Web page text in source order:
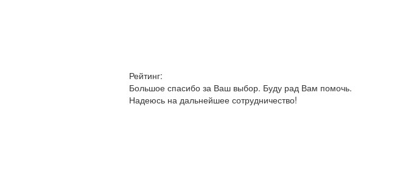
Рейтинг:
Большое спасибо за Ваш выбор. Буду рад Вам помочь.
Надеюсь на дальнейшее сотрудничество!